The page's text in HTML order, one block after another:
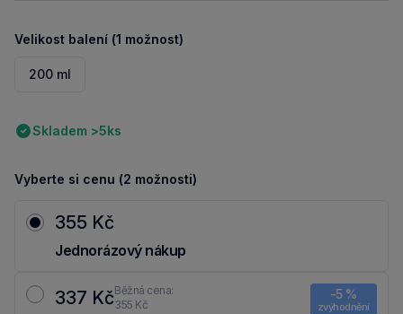
Velikost balení (1 možnost)
200 ml
Skladem >5ks
Vyberte si cenu (2 možnosti)
355 Kč
Jednorázový nákup
337 KčBěžná cena:
355 Kč
-5 %
zvýhodnění